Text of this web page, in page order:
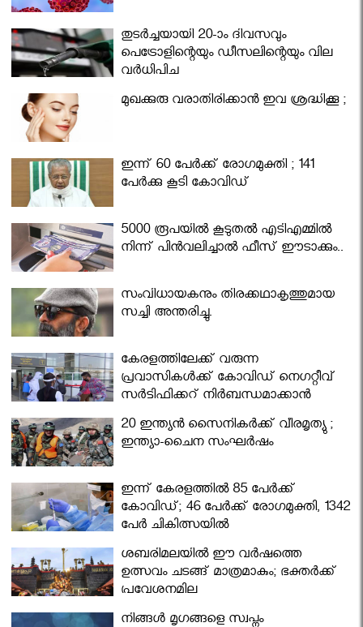
തുടർച്ചയായി 20-ാം ദിവസവും
പെട്രോളിന്റെയും ഡീസലിന്റെയും വില
വര്‍ധിപ്പിച്ചു
മുഖക്കുരു വരാതിരിക്കാന്‍ ഇവ ശ്രദ്ധിക്കൂ ;
ഇന്ന് 60 പേർക്ക് രോഗമുക്തി ; 141
പേര്‍ക്കു കൂടി കോവിഡ്
5000 രൂപയിൽ കൂടുതൽ എടിഎമ്മിൽ
നിന്ന് പിൻവലിച്ചാൽ ഫീസ് ഈടാക്കും..
സംവിധായകനും തിരക്കഥാകൃത്തുമായ
സച്ചി അന്തരിച്ചു.
കേരളത്തിലേക്ക് വരുന്ന
പ്രവാസികള്‍ക്ക് കോവിഡ് നെഗറ്റീവ്
സര്‍ട്ടിഫിക്കറ്റ് നിർബന്ധമാക്കാൻ
മന്ത്രിസഭ
20 ഇന്ത്യൻ സൈനികർക്ക് വീരമൃത്യു ;
ഇന്ത്യാ-ചൈന സംഘർഷം
ഇന്ന് കേരളത്തിൽ 85 പേർക്ക്
കോവിഡ്; 46 പേർക്ക് രോഗമുക്തി, 1342
പേർ ചികിത്സയിൽ
ശബരിമലയില്‍ ഈ വർഷത്തെ
ഉത്സവം ചടങ്ങ് മാത്രമാകും; ഭക്തർക്ക്
പ്രവേശനമില്ല
നിങ്ങള്‍ മൃഗങ്ങളെ സ്വപ്നം